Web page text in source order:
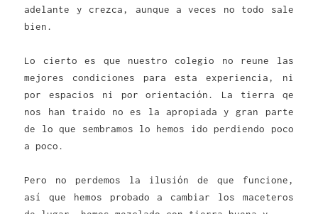
adelante y crezca, aunque a veces no todo sale
bien.
Lo cierto es que nuestro colegio no reune las
mejores condiciones para esta experiencia, ni
por espacios ni por orientación. La tierra qe
nos han traido no es la apropiada y gran parte
de lo que sembramos lo hemos ido perdiendo poco
a poco.
Pero no perdemos la ilusión de que funcione,
así que hemos probado a cambiar los maceteros